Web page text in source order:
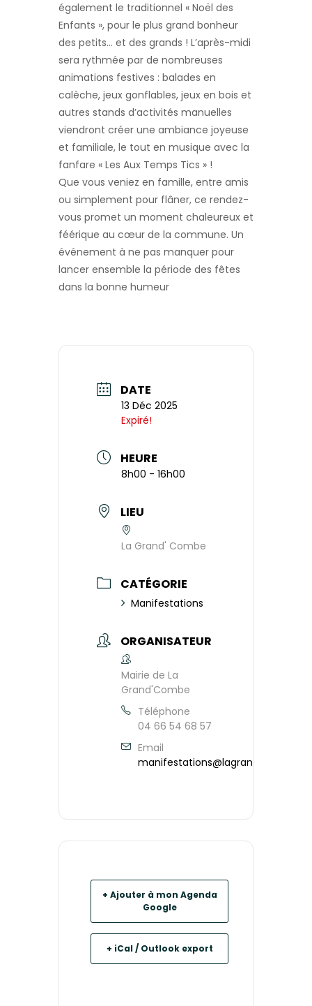
également le traditionnel « Noël des
Enfants », pour le plus grand bonheur
des petits… et des grands ! L’après-midi
sera rythmée par de nombreuses
animations festives : balades en
calèche, jeux gonflables, jeux en bois et
autres stands d’activités manuelles
viendront créer une ambiance joyeuse
et familiale, le tout en musique avec la
fanfare « Les Aux Temps Tics » !
Que vous veniez en famille, entre amis
ou simplement pour flâner, ce rendez-
vous promet un moment chaleureux et
féérique au cœur de la commune. Un
événement à ne pas manquer pour
lancer ensemble la période des fêtes
dans la bonne humeur
DATE
13 Déc 2025
Expiré!
HEURE
8h00 - 16h00
LIEU
La Grand' Combe
CATÉGORIE
Manifestations
ORGANISATEUR
Mairie de La
Grand'Combe
Téléphone
04 66 54 68 57
Email
manifestations@lagrandcombe.fr
+ Ajouter à mon Agenda
Google
+ iCal / Outlook export